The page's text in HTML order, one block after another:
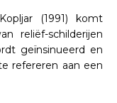
(1991) komt
reliëf-schilderijen
geïnsinueerd en
refereren aan een